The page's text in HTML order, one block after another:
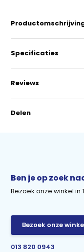
Specificaties
Reviews
Delen
Ben je op zoek
Bezoek onze winkel in
Bezoek onze
013 820 0943